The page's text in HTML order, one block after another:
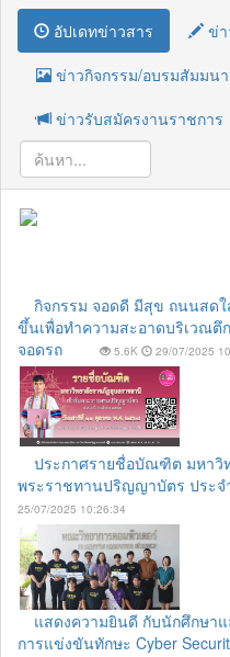
อัปเดทข่าวสาร
ข่
ข่าวกิจกรรม/อบรมสัมมนา
ข่าวรับสมัครงานราชการ
กิจกรรม จอดดี มีสุข ถนนสด
ขึ้นเพื่อทำความสะอาดบริเวณตึ
จอดรถ
5.6K 29/07/2025
ประกาศรายชื่อบัณฑิต มหาวิ
พระราชทานปริญญาบัตร ประจ
25/07/2025 10:26:34
แสดงความยินดี กับนักศึกษา
การแข่งขันทักษะ Cyber